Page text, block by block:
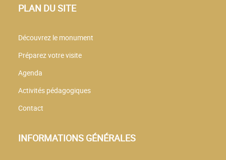
PLAN DU SITE
Découvrez le monument
Préparez votre visite
Agenda
Activités pédagogiques
Contact
INFORMATIONS GÉNÉRALES